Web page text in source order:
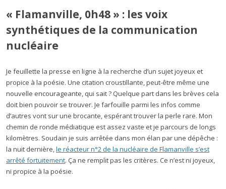
« Flamanville, 0h48 » : les voix
synthétiques de la communication
nucléaire
Je feuillette la presse en ligne à la recherche d’un sujet joyeux et
propice à la poésie. Une citation croustillante, peut-être même une
nouvelle encourageante, qui sait ? Quelque part dans les brèves cela
doit bien pouvoir se trouver. Je farfouille parmi les infos comme
d’autres vont sur une brocante, espérant trouver la perle rare. Mon
chemin de ronde médiatique est assez vaste et je parcours de longs
kilomètres. Soudain je suis arrêtée dans mon élan par une dépêche :
la nuit dernière,le réacteur n°2 de la nucléaire de Flamanville s’est
arrêté fortuitement. Ça ne remplit pas les critères. Ce n’est ni joyeux,
ni propice à la poésie.